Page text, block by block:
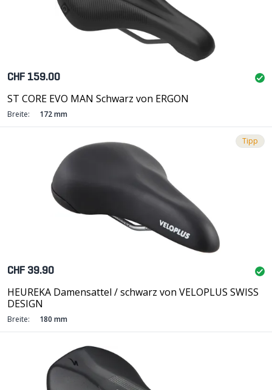
CHF 159.00
ST CORE EVO MAN Schwarz von ERGON
Breite: 172 mm
Tipp
CHF 39.90
HEUREKA Damensattel / schwarz von VELOPLUS SWISS
DESIGN
Breite: 180 mm